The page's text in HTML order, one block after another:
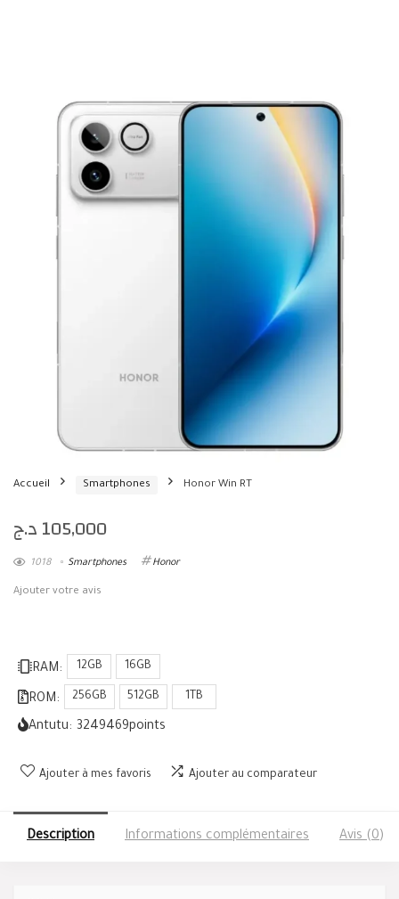
Accueil Smartphones Honor Win RT
105,000د.ج
1018 Smartphones Honor
Ajouter votre avis
RAM: 12GB 16GB
ROM: 256GB 512GB 1TB
Antutu: 3249469points
Ajouter à mes favoris Ajouter au comparateur
Description Informations complémentaires Avis (0)